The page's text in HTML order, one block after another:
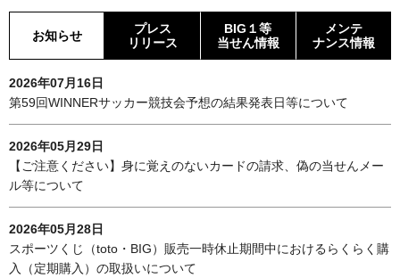
お知らせ
プレス
リリース
BIG１等
当せん情報
メンテ
ナンス情報
2026年07月16日
第59回WINNERサッカー競技会予想の結果発表日等について
2026年05月29日
【ご注意ください】身に覚えのないカードの請求、偽の当せんメー
ル等について
2026年05月28日
スポーツくじ（toto・BIG）販売一時休止期間中におけるらくらく購
入（定期購入）の取扱いについて